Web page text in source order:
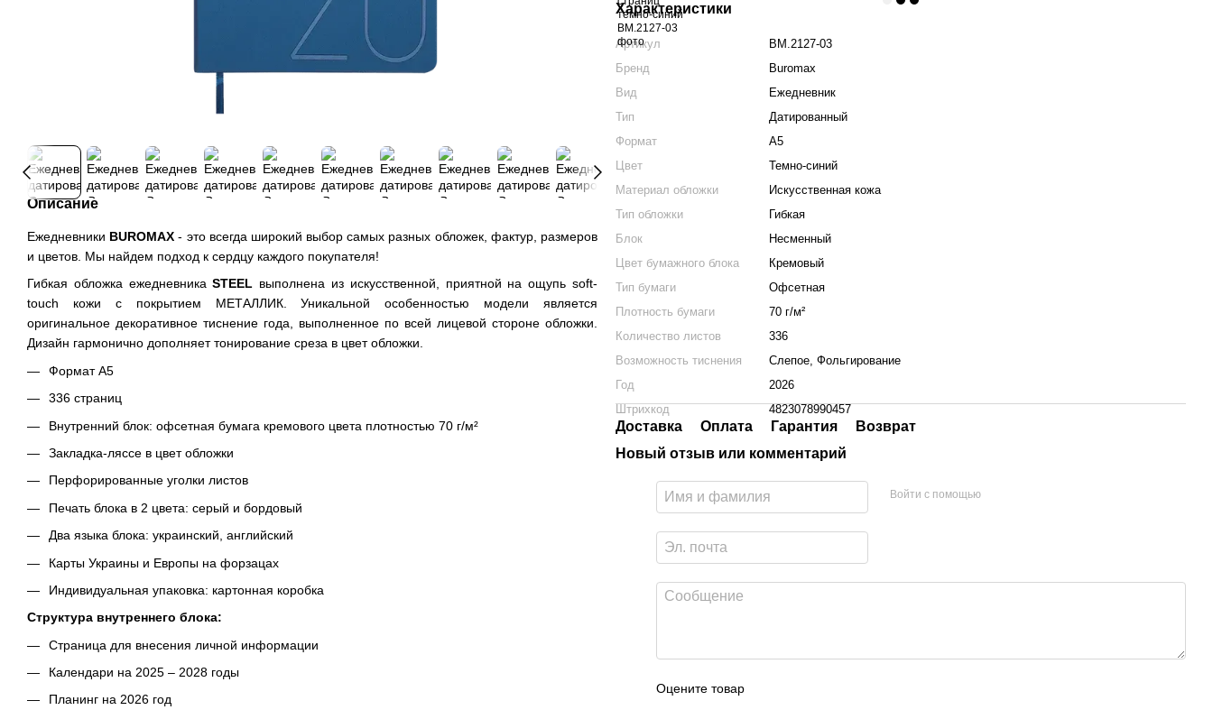
Описание
Ежедневники BUROMAX - это всегда широкий выбор самых разных обложек, фактур, размеров
и цветов. Мы найдем подход к сердцу каждого покупателя!
Гибкая обложка ежедневникаSTEEL выполнена из искусственной, приятной на ощупь soft-
touch кожи с покрытием МЕТАЛЛИК. Уникальной особенностью модели является
оригинальное декоративное тиснение года, выполненное по всей лицевой стороне обложки.
Дизайн гармонично дополняет тонирование среза в цвет обложки.
Формат А5
336 страниц
Внутренний блок: офсетная бумага кремового цвета плотностью 70 г/м²
Закладка-ляссе в цвет обложки
Перфорированные уголки листов
Печать блока в 2 цвета: серый и бордовый
Два языка блока: украинский, английский
Карты Украины и Европы на форзацах
Индивидуальная упаковка: картонная коробка
Структура внутреннего блока:
Страница для внесения личной информации
Календари на 2025 – 2028 годы
Планинг на 2026 год
Характеристики
Артикул
BM.2127-03
Бренд
Buromax
Вид
Ежедневник
Тип
Датированный
Формат
А5
Цвет
Темно-синий
Материал обложки
Искусственная кожа
Тип обложки
Гибкая
Блок
Несменный
Цвет бумажного блока
Кремовый
Тип бумаги
Офсетная
Плотность бумаги
70 г/м²
Количество листов
336
Возможность тиснения
Слепое, Фольгирование
Год
2026
Штрихкод
4823078990457
Доставка Оплата Гарантия
Возврат
Новый отзыв или комментарий
Войти с помощью
Оцените товар